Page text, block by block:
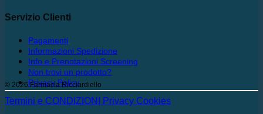
Servizio Clienti
Pagamenti
Informazioni Spedizione
Info e Prenotazioni Screening
Non trovi un prodotto?
Privacy Policy
© 2026 Farmacia Ricciardiello
Termini e CONDIZIONI Privacy Cookies